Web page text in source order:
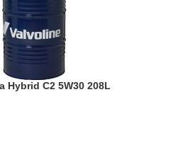
Hybrid C2 5W30 208L